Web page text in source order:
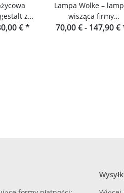
z
€*
Lampa Wolke –
wisząca firmy
Raumgestalt
70,00 € - 147,90 €